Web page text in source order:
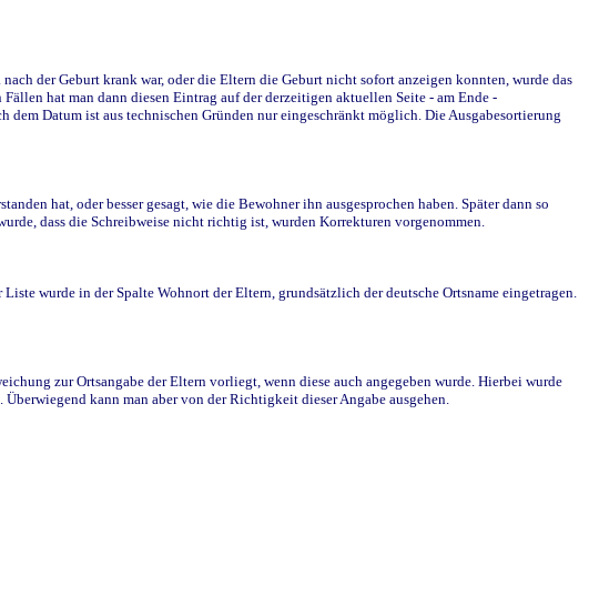
der Geburt krank war, oder die Eltern die Geburt nicht sofort anzeigen konnten, wurde das
hat man dann diesen Eintrag auf der derzeitigen aktuellen Seite - am Ende -
Datum ist aus technischen Gründen nur eingeschränkt möglich. Die Ausgabesortierung
hat, oder besser gesagt, wie die Bewohner ihn ausgesprochen haben. Später dann so
dass die Schreibweise nicht richtig ist, wurden Korrekturen vorgenommen.
wurde in der Spalte Wohnort der Eltern, grundsätzlich der deutsche Ortsname eingetragen.
zur Ortsangabe der Eltern vorliegt, wenn diese auch angegeben wurde. Hierbei wurde
kann man aber von der Richtigkeit dieser Angabe ausgehen.